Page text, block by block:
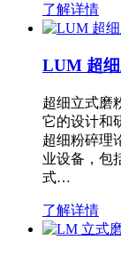
了解详情
LUM 超
超细立式磨
它的设计和
超细粉碎理
业设备，包
式…
了解详情